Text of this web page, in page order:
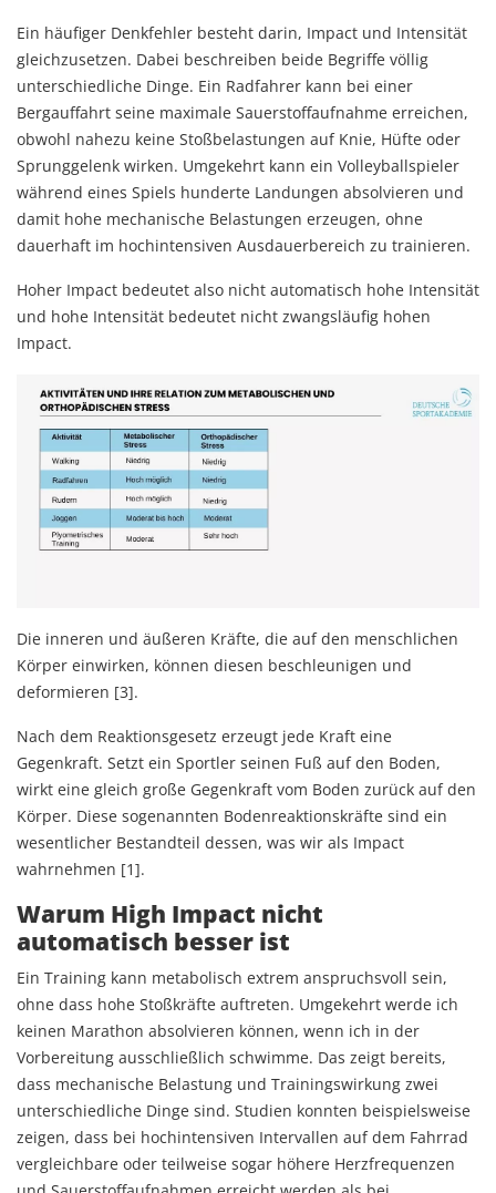
Ein häufiger Denkfehler besteht darin, Impact und Intensität
gleichzusetzen. Dabei beschreiben beide Begriffe völlig
unterschiedliche Dinge. Ein Radfahrer kann bei einer
Bergauffahrt seine maximale Sauerstoffaufnahme erreichen,
obwohl nahezu keine Stoßbelastungen auf Knie, Hüfte oder
Sprunggelenk wirken. Umgekehrt kann ein Volleyballspieler
während eines Spiels hunderte Landungen absolvieren und
damit hohe mechanische Belastungen erzeugen, ohne
dauerhaft im hochintensiven Ausdauerbereich zu trainieren.
Hoher Impact bedeutet also nicht automatisch hohe Intensität
und hohe Intensität bedeutet nicht zwangsläufig hohen
Impact.
Die inneren und äußeren Kräfte, die auf den menschlichen
Körper einwirken, können diesen beschleunigen und
deformieren [3].
Nach dem Reaktionsgesetz erzeugt jede Kraft eine
Gegenkraft. Setzt ein Sportler seinen Fuß auf den Boden,
wirkt eine gleich große Gegenkraft vom Boden zurück auf den
Körper. Diese sogenannten Bodenreaktionskräfte sind ein
wesentlicher Bestandteil dessen, was wir als Impact
wahrnehmen [1].
Warum High Impact nicht
automatisch besser ist
Ein Training kann metabolisch extrem anspruchsvoll sein,
ohne dass hohe Stoßkräfte auftreten. Umgekehrt werde ich
keinen Marathon absolvieren können, wenn ich in der
Vorbereitung ausschließlich schwimme. Das zeigt bereits,
dass mechanische Belastung und Trainingswirkung zwei
unterschiedliche Dinge sind. Studien konnten beispielsweise
zeigen, dass bei hochintensiven Intervallen auf dem Fahrrad
vergleichbare oder teilweise sogar höhere Herzfrequenzen